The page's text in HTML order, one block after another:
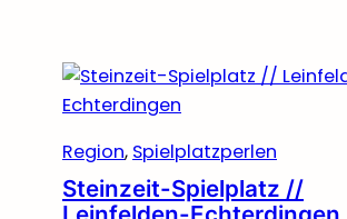
Region, Spielplatzperlen
Steinzeit-Spielplatz //